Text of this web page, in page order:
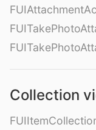
Collection